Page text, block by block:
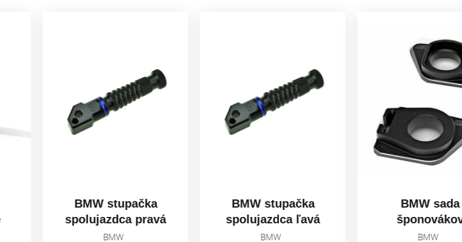
BMW stupačka
spolujazdca pravá
77258405004
BMW stupačka
spolujazdca ľavá
77258405003
BMW sada
šponovákov